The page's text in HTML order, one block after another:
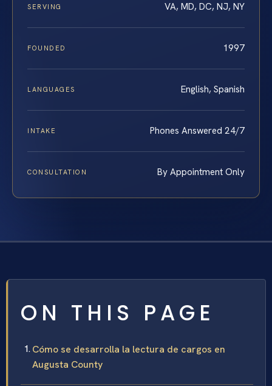
SERVING VA, MD, DC, NJ, NY
FOUNDED 1997
LANGUAGES English, Spanish
INTAKE Phones Answered 24/7
CONSULTATION By Appointment Only
ON THIS PAGE
Cómo se desarrolla la lectura de cargos en
Augusta County